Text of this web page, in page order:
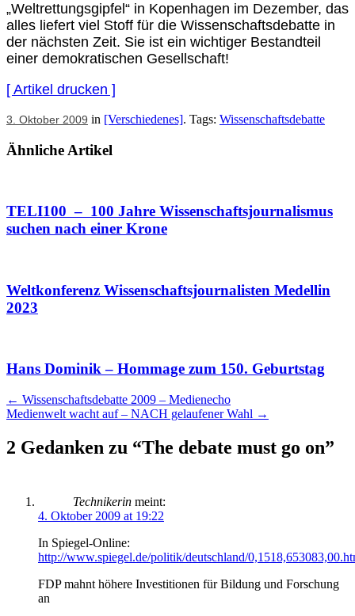
„Weltrettungsgipfel“ in Kopenhagen im Dezember, das
alles liefert viel Stoff für die Wissenschaftsdebatte in
der nächsten Zeit. Sie ist ein wichtiger Bestandteil
einer demokratischen Gesellschaft!
[ Artikel drucken ]
3. Oktober 2009 in [Verschiedenes]. Tags: Wissenschaftsdebatte
Ähnliche Artikel
TELI100 – 100 Jahre Wissenschaftsjournalismus
suchen nach einer Krone
Weltkonferenz Wissenschaftsjournalisten Medellin
2023
Hans Dominik – Hommage zum 150. Geburtstag
Artikel
Navigation
← Wissenschaftsdebatte 2009 – Medienecho
Medienwelt wacht auf – NACH gelaufener Wahl →
2 Gedanken zu “The debate must go on”
Technikerin meint:
4. Oktober 2009 at 19:22
In Spiegel-Online:
http://www.spiegel.de/politik/deutschland/
FDP mahnt höhere Investitionen für Bildung und Forschung
an